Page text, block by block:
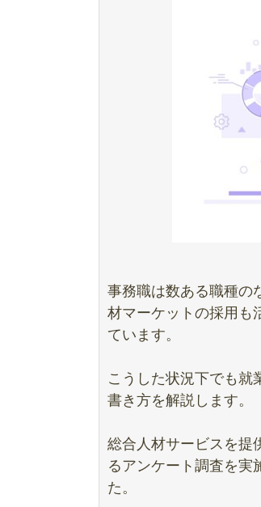
事務職は数ある職種の
材マーケットの採用も
ています。
こうした状況下でも就
書き方を解説します。
総合人材サービスを提
るアンケート調査を実
た。